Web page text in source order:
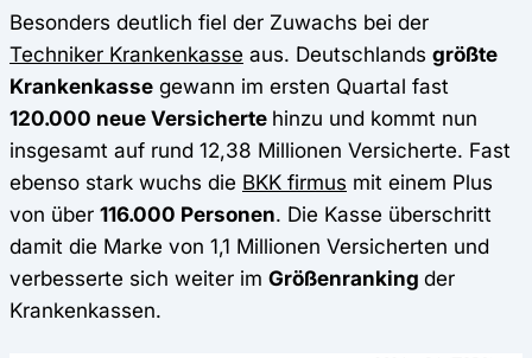
Besonders deutlich fiel der Zuwachs bei der
Techniker Krankenkasse aus. Deutschlands größte
Krankenkasse gewann im ersten Quartal fast
120.000 neue Versicherte hinzu und kommt nun
insgesamt auf rund 12,38 Millionen Versicherte. Fast
ebenso stark wuchs die BKK firmus mit einem Plus
von über 116.000 Personen. Die Kasse überschritt
damit die Marke von 1,1 Millionen Versicherten und
verbesserte sich weiter im Größenranking der
Krankenkassen.